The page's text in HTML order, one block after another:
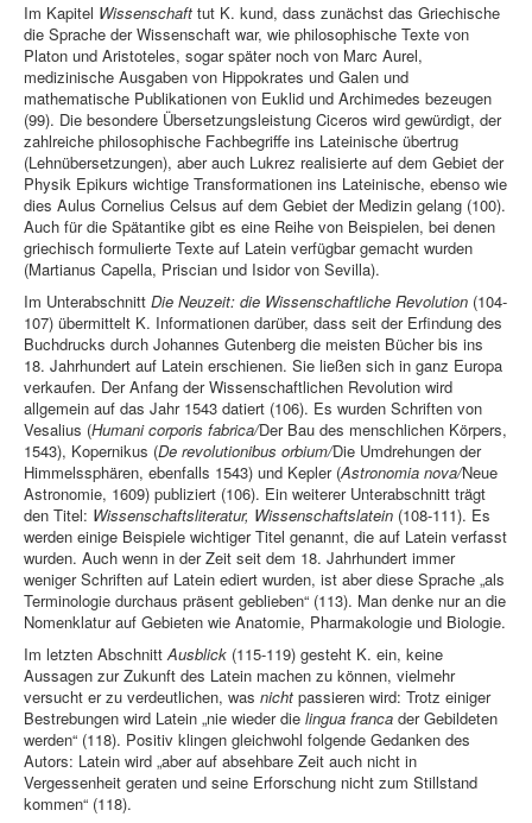
Im Kapitel Wissenschaft tut K. kund, dass zunächst das Griechische
die Sprache der Wissenschaft war, wie philosophische Texte von
Platon und Aristoteles, sogar später noch von Marc Aurel,
medizinische Ausgaben von Hippokrates und Galen und
mathematische Publikationen von Euklid und Archimedes bezeugen
(99). Die besondere Übersetzungsleistung Ciceros wird gewürdigt, der
zahlreiche philosophische Fachbegriffe ins Lateinische übertrug
(Lehnübersetzungen), aber auch Lukrez realisierte auf dem Gebiet der
Physik Epikurs wichtige Transformationen ins Lateinische, ebenso wie
dies Aulus Cornelius Celsus auf dem Gebiet der Medizin gelang (100).
Auch für die Spätantike gibt es eine Reihe von Beispielen, bei denen
griechisch formulierte Texte auf Latein verfügbar gemacht wurden
(Martianus Capella, Priscian und Isidor von Sevilla).
Im Unterabschnitt Die Neuzeit: die Wissenschaftliche Revolution (104-
107) übermittelt K. Informationen darüber, dass seit der Erfindung des
Buchdrucks durch Johannes Gutenberg die meisten Bücher bis ins
18. Jahrhundert auf Latein erschienen. Sie ließen sich in ganz Europa
verkaufen. Der Anfang der Wissenschaftlichen Revolution wird
allgemein auf das Jahr 1543 datiert (106). Es wurden Schriften von
Vesalius (Humani corporis fabrica/Der Bau des menschlichen Körpers,
1543), Kopernikus (De revolutionibus orbium/Die Umdrehungen der
Himmelssphären, ebenfalls 1543) und Kepler (Astronomia nova/Neue
Astronomie, 1609) publiziert (106). Ein weiterer Unterabschnitt trägt
den Titel: Wissenschaftsliteratur, Wissenschaftslatein (108-111). Es
werden einige Beispiele wichtiger Titel genannt, die auf Latein verfasst
wurden. Auch wenn in der Zeit seit dem 18. Jahrhundert immer
weniger Schriften auf Latein ediert wurden, ist aber diese Sprache „als
Terminologie durchaus präsent geblieben“ (113). Man denke nur an die
Nomenklatur auf Gebieten wie Anatomie, Pharmakologie und Biologie.
Im letzten AbschnittAusblick (115-119) gesteht K. ein, keine
Aussagen zur Zukunft des Latein machen zu können, vielmehr
versucht er zu verdeutlichen, was nicht passieren wird: Trotz einiger
Bestrebungen wird Latein „nie wieder die lingua franca der Gebildeten
werden“ (118). Positiv klingen gleichwohl folgende Gedanken des
Autors: Latein wird „aber auf absehbare Zeit auch nicht in
Vergessenheit geraten und seine Erforschung nicht zum Stillstand
kommen“ (118).